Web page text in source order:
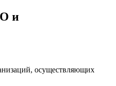
и
осуществляющих